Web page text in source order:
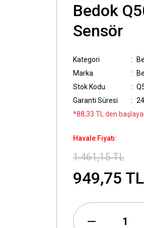
Bedok
Sensör
Kategori
Marka
Stok Kodu
Garanti Süresi
*88,33 TL den
Havale Fiyatı:
1.461,15 TL
949,75 TL